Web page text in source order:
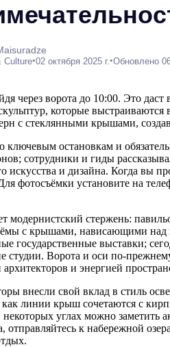
Culture•02 октября 2025 г.•Обновлено
через ворота до 10:00. Это
которые выстраиваются
с стеклянными крышами,
остановкам и
сотрудники и гиды
искусства и дизайна. Когда вы
фотосъёмки установите на
модернистский стержень:
с крышами, нависающими над
государственные выставки;
студии. Ворота и оси по-
и энергией
внесли свой вклад в стиль
линии крыш сочетаются с
некоторых углах можно
отправляйтесь к набережной